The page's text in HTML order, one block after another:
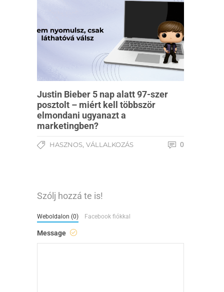
Justin Bieber 5 nap alatt 97-szer
posztolt – miért kell többször
elmondani ugyanazt a
marketingben?
HASZNOS, VÁLLALKOZÁS 0
Szólj hozzá te is!
Weboldalon (0) Facebook fiókkal
Message